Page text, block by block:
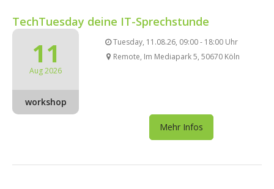
TechTuesday deine IT-Sprechstunde
11
Aug 2026
workshop
Tuesday, 11.08.26, 09:00 - 18:00 Uhr
Remote, Im Mediapark 5, 50670 Köln
Mehr Infos